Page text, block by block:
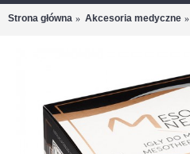
Strona główna Akcesoria medyczne